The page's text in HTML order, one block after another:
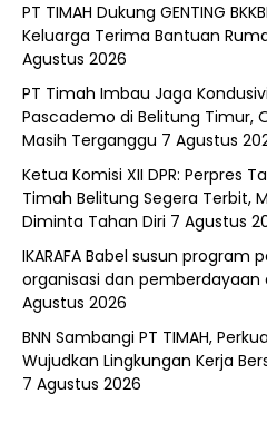
PT TIMAH Dukung GENTING
Keluarga Terima Bantuan
Agustus 2026
PT Timah Imbau Jaga
Pascademo di Belitung Timur,
Masih Terganggu 7 Agustus
Ketua Komisi XII DPR: Perpres
Timah Belitung Segera Terbit,
Diminta Tahan Diri 7 Agustus
IKARAFA Babel susun program
organisasi dan pemberdayaan
Agustus 2026
BNN Sambangi PT TIMAH,
Wujudkan Lingkungan Kerja
7 Agustus 2026